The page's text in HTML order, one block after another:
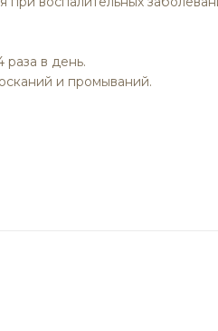
раза в день.
и промываний.